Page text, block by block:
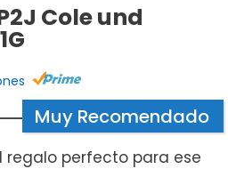
Cole und
Muy Recomendado
regalo perfecto para ese